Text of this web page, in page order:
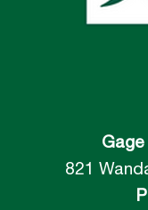
821